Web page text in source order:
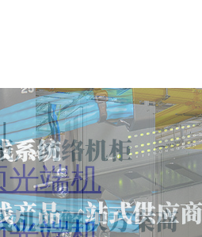
光端机